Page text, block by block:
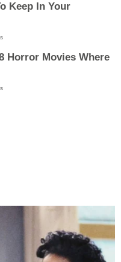
Keep In Your
Horror Movies Where